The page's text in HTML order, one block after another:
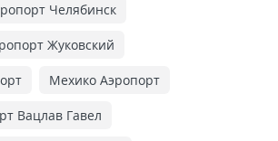
Челябинск
Жуковский
Мехико Аэропорт
Вацлав Гавел